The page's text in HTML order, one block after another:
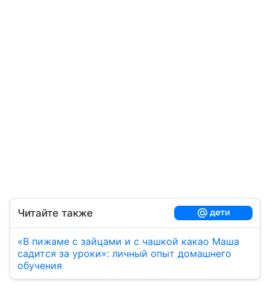
Читайте также
«В пижаме с зайцами и с чашкой какао Маша
садится за уроки»: личный опыт домашнего
обучения